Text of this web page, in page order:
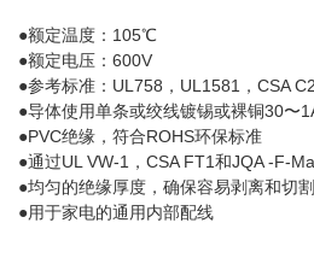
●额定温度：105℃
●额定电压：600V
●参考标准：UL758，UL1581，CSA
●导体使用单条或绞线镀锡或裸铜30〜
●PVC绝缘，符合ROHS环保标准
●通过UL VW-1，CSA FT1和JQA -F-
●均匀的绝缘厚度，确保容易剥离和切割
●用于家电的通用内部配线